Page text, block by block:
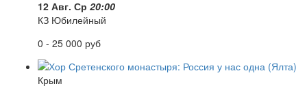
12 Авг. Ср 20:00
КЗ Юбилейный
0 - 25 000 руб
Крым